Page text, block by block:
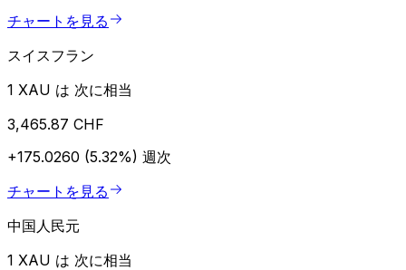
チャートを見る
スイスフラン
1 XAU は 次に相当
3,465.87 CHF
+175.0260 (5.32%) 週次
チャートを見る
中国人民元
1 XAU は 次に相当